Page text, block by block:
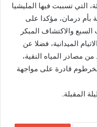
التي تسببت فيها المليشيا
بأم درمان، مؤكدا على
والاكتشاف المبكر
الميدانية، فضلا عن
من مصادر المياه النقية،
قادرة على مواجهة
المقبلة.